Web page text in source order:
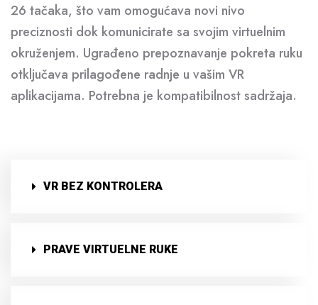
26 tačaka, što vam omogućava novi nivo
preciznosti dok komunicirate sa svojim virtuelnim
okruženjem. Ugrađeno prepoznavanje pokreta ruku
otključava prilagođene radnje u vašim VR
aplikacijama. Potrebna je kompatibilnost sadržaja.
VR BEZ KONTROLERA
PRAVE VIRTUELNE RUKE